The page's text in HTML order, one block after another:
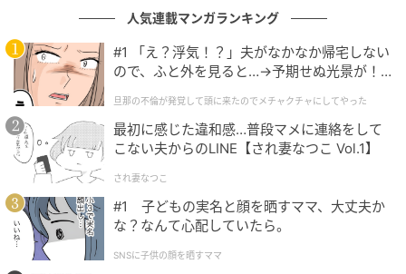
人気連載マンガランキング
#1 「え？浮気！？」夫がなかなか帰宅しない
ので、ふと外を見ると…→予期せぬ光景が！
クチャにしてやった
旦那の不倫が発覚して頭に来たのでメチャクチャにしてやった
最初に感じた違和感…普段マメに連絡をして
こない夫からのLINE【され妻なつこ Vol.1】
され妻なつこ
#1 子どもの実名と顔を晒すママ、大丈夫か
な？なんて心配していたら。
SNSに子供の顔を晒すママ